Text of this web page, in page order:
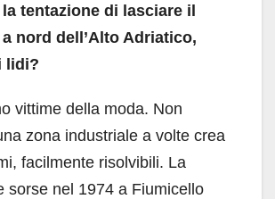
la tentazione di lasciare il
nord dell’Alto Adriatico,
lidi?
vittime della moda. Non
zona industriale a volte crea
facilmente risolvibili. La
sorse nel 1974 a Fiumicello